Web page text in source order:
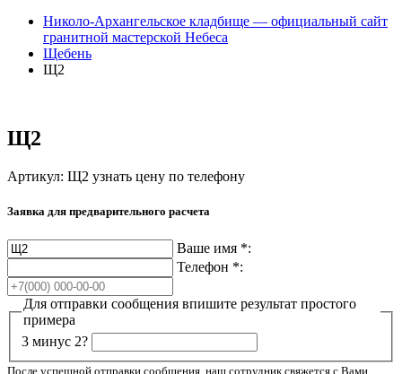
Николо-Архангельское кладбище — официальный сайт
гранитной мастерской Небеса
Щебень
Щ2
Щ2
Артикул: Щ2 узнать цену по телефону
Заявка для предварительного расчета
Ваше имя *:
Телефон *:
Для отправки сообщения впишите результат простого
примера
3 минус 2?
После успешной отправки сообщения, наш сотрудник свяжется с Вами.